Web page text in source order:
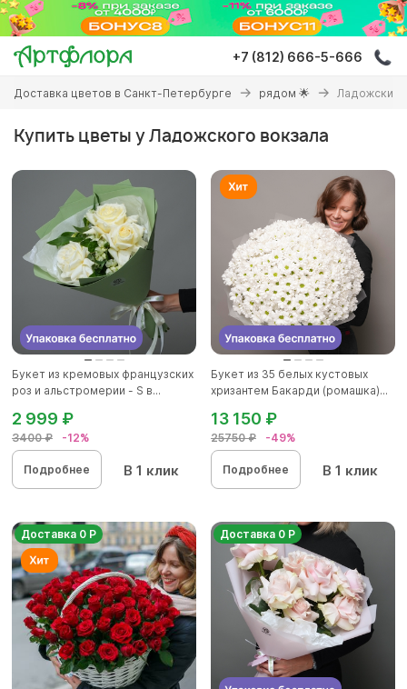
Перейти
основному
содержанию
+7 (812) 666-5-666
Вы
здесь
Доставка цветов в Санкт-Петербурге рядом 🌟 Ладожский
Купить цветы у Ладожского вокзала
Букет из кремовых французских
роз и альстромерии - S в...
3400 ₽ -12%
2 999 ₽
Подробнее В 1 клик
Букет из 35 белых кустовых
хризантем Бакарди (ромашка)...
25750 ₽ -49%
13 150 ₽
Подробнее В 1 клик
Доставка 0 Р Доставка 0 Р